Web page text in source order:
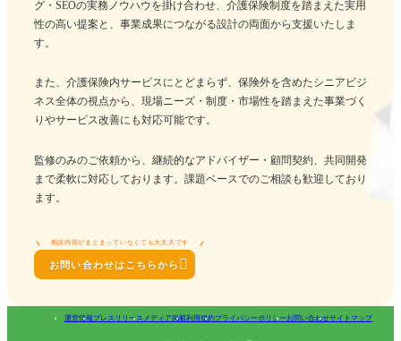
グ・SEOの実務ノウハウを掛け合わせ、介護保険制度を踏まえた実用
性の高い提案と、事業成果につながる設計の両面から支援いたしま
す。
また、介護保険内サービスにとどまらず、保険外を含めたシニアビジ
ネス全体の視点から、現場ニーズ・制度・市場性を踏まえた事業づく
りやサービス改善にも対応可能です。
監修のみのご依頼から、継続的なアドバイザー・顧問契約、共同開発
まで柔軟に対応しております。課題ベースでのご相談も歓迎しており
ます。
相談内容がまとまっていなくても大丈夫です
お問い合わせはこちらから 
運営情報プレスリリース メディア掲載利用規約プライバシーポリシーお問い合わせサイトマップ